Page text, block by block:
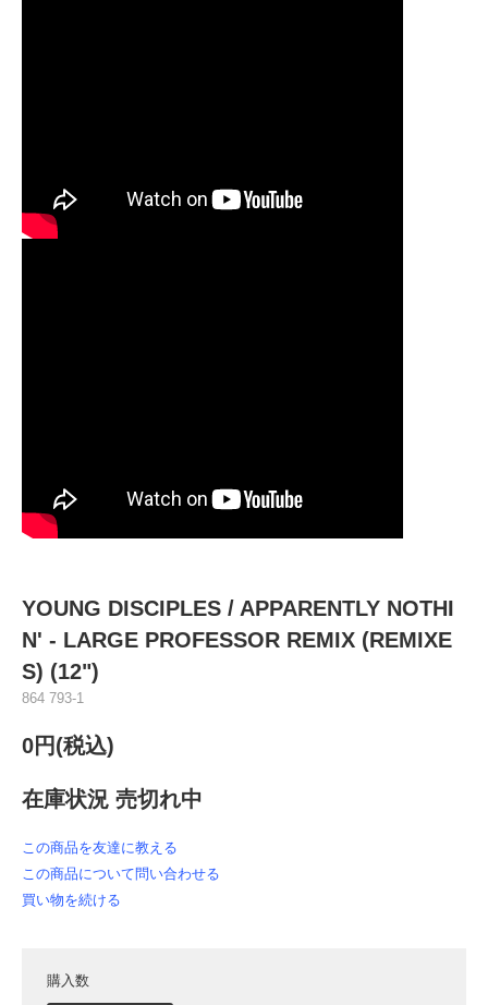
YOUNG DISCIPLES / APPARENTLY NOTHI
N' - LARGE PROFESSOR REMIX (REMIXE
S) (12")
864 793-1
0円(税込)
在庫状況 売切れ中
この商品を友達に教える
この商品について問い合わせる
買い物を続ける
購入数